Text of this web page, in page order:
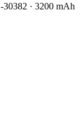
30382 · 3200 mAh